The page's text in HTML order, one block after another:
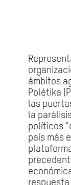
ámbitos
Polétika
las
la
políticos
país más